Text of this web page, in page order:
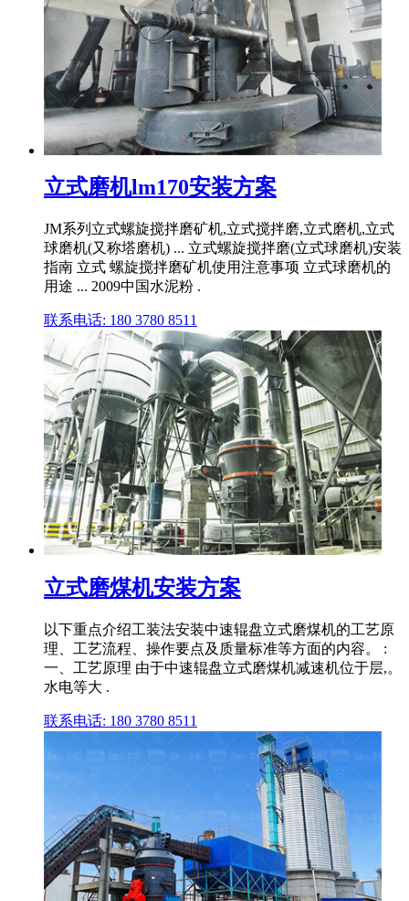
立式磨机lm170安装方案
JM系列立式螺旋搅拌磨矿机,立式搅拌磨,立式磨机,立式
球磨机(又称塔磨机) ... 立式螺旋搅拌磨(立式球磨机)安装
指南 立式 螺旋搅拌磨矿机使用注意事项 立式球磨机的
用途 ... 2009中国水泥粉 .
联系电话: 180 3780 8511
立式磨煤机安装方案
以下重点介绍工装法安装中速辊盘立式磨煤机的工艺原
理、工艺流程、操作要点及质量标准等方面的内容。 :
一、工艺原理 由于中速辊盘立式磨煤机减速机位于层,。
水电等大 .
联系电话: 180 3780 8511